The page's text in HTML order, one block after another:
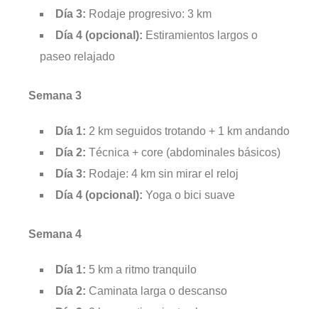
Día 3: Rodaje progresivo: 3 km
Día 4 (opcional): Estiramientos largos o
paseo relajado
Semana 3
Día 1: 2 km seguidos trotando + 1 km andando
Día 2: Técnica + core (abdominales básicos)
Día 3: Rodaje: 4 km sin mirar el reloj
Día 4 (opcional): Yoga o bici suave
Semana 4
Día 1: 5 km a ritmo tranquilo
Día 2: Caminata larga o descanso